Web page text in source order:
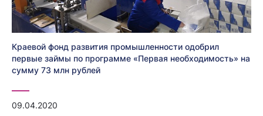
Краевой фонд развития промышленности одобрил
первые займы по программе «Первая необходимость» на
сумму 73 млн рублей
09.04.2020